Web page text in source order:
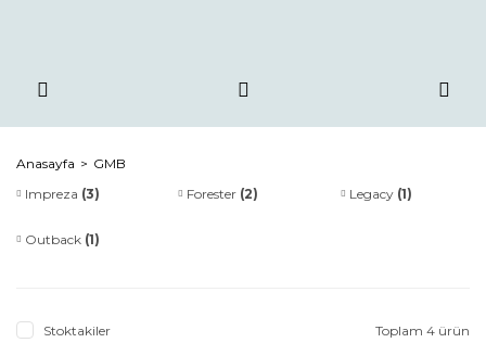
Anasayfa
GMB
Impreza (3) Forester (2) Legacy (1)
Outback (1)
Stoktakiler Toplam 4 ürün